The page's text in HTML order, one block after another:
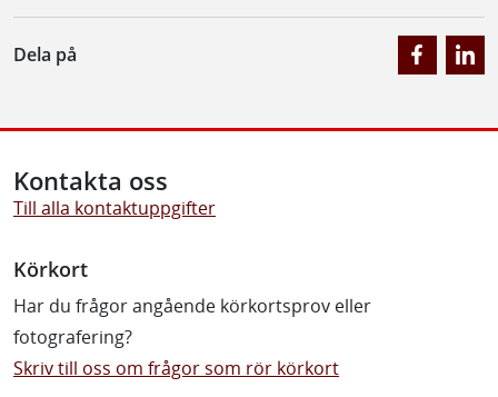
Dela på
Kontakta oss
Till alla kontaktuppgifter
Körkort
Har du frågor angående körkortsprov eller
fotografering?
Skriv till oss om frågor som rör körkort